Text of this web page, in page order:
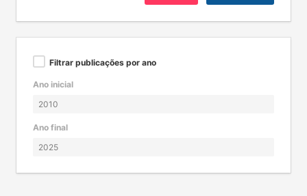
Filtrar publicações por ano
Ano inicial
Ano final